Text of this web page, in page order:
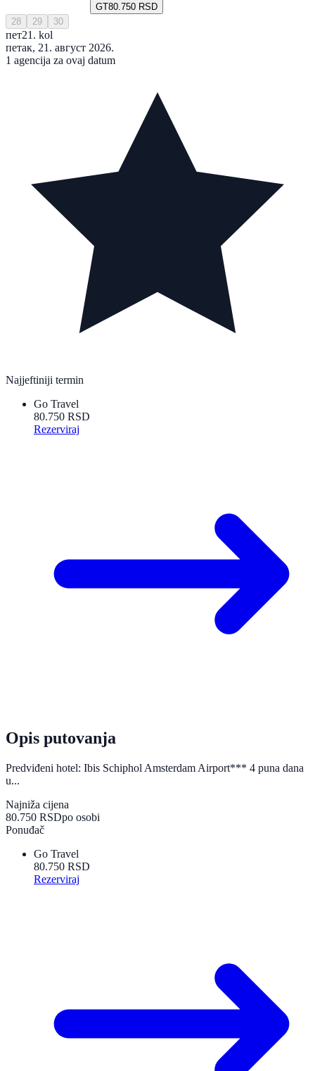
GT80.750 RSD
28 29 30
пет21. kol
петак, 21. август 2026.
1 agencija za ovaj datum
Najjeftiniji termin
Go Travel
80.750 RSD
Rezerviraj
Opis putovanja
Predviđeni hotel: Ibis Schiphol Amsterdam Airport*** 4 puna dana
u...
Najniža cijena
80.750 RSDpo osobi
Ponuđač
Go Travel
80.750 RSD
Rezerviraj